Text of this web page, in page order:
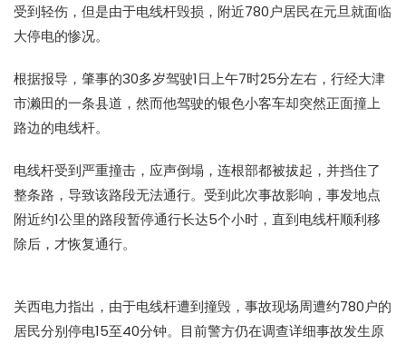
受到轻伤，但是由于电线杆毁损，附近780户居民在元旦就面临
大停电的惨况。
根据报导，肇事的30多岁驾驶1日上午7时25分左右，行经大津
市濑田的一条县道，然而他驾驶的银色小客车却突然正面撞上
路边的电线杆。
电线杆受到严重撞击，应声倒塌，连根部都被拔起，并挡住了
整条路，导致该路段无法通行。受到此次事故影响，事发地点
附近约1公里的路段暂停通行长达5个小时，直到电线杆顺利移
除后，才恢复通行。
关西电力指出，由于电线杆遭到撞毁，事故现场周遭约780户的
居民分别停电15至40分钟。目前警方仍在调查详细事故发生原